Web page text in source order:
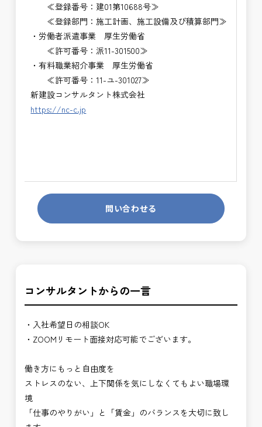
≪登録番号：建01第10688号≫
≪登録部門：施工計画、施工設備及び積算部門≫
・労働者派遣事業 厚生労働省
≪許可番号：派11-301500≫
・有料職業紹介事業 厚生労働省
≪許可番号：11-ユ-301027≫
新建設コンサルタント株式会社
https://nc-c.jp
問い合わせる
コンサルタントからの一言
・入社希望日の相談OK
・ZOOMリモート面接対応可能でございます。
働き方にもっと自由度を
ストレスのない、上下関係を気にしなくてもよい職場環
境
「仕事のやりがい」と「賃金」のバランスを大切に致し